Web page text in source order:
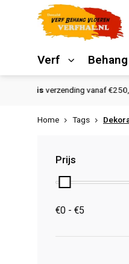
Verf Behang
deskundig advies in
Home Tags
Prijs
€0 - €5